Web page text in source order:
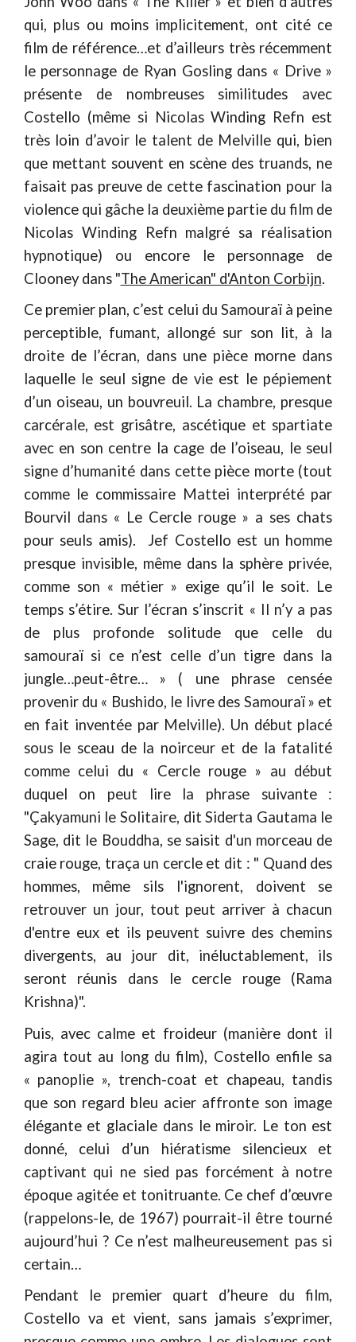
qui, plus ou moins implicitement, ont cité ce
film de référence…et d’ailleurs très récemment
le personnage de Ryan Gosling dans « Drive »
présente de nombreuses similitudes avec
Costello (même si Nicolas Winding Refn est
très loin d’avoir le talent de Melville qui, bien
que mettant souvent en scène des truands, ne
faisait pas preuve de cette fascination pour la
violence qui gâche la deuxième partie du film de
Nicolas Winding Refn malgré sa réalisation
hypnotique) ou encore le personnage de
Clooney dans "The American" d'Anton Corbijn.
Ce premier plan, c’est celui du Samouraï à peine
perceptible, fumant, allongé sur son lit, à la
droite de l’écran, dans une pièce morne dans
laquelle le seul signe de vie est le pépiement
d’un oiseau, un bouvreuil. La chambre, presque
carcérale, est grisâtre, ascétique et spartiate
avec en son centre la cage de l’oiseau, le seul
signe d’humanité dans cette pièce morte (tout
comme le commissaire Mattei interprété par
Bourvil dans « Le Cercle rouge » a ses chats
pour seuls amis). Jef Costello est un homme
presque invisible, même dans la sphère privée,
comme son « métier » exige qu’il le soit. Le
temps s’étire. Sur l’écran s’inscrit « Il n’y a pas
de plus profonde solitude que celle du
samouraï si ce n’est celle d’un tigre dans la
jungle…peut-être… » ( une phrase censée
provenir du « Bushido, le livre des Samouraï » et
en fait inventée par Melville). Un début placé
sous le sceau de la noirceur et de la fatalité
comme celui du « Cercle rouge » au début
duquel on peut lire la phrase suivante :
"Çakyamuni le Solitaire, dit Siderta Gautama le
Sage, dit le Bouddha, se saisit d'un morceau de
craie rouge, traça un cercle et dit : " Quand des
hommes, même sils l'ignorent, doivent se
retrouver un jour, tout peut arriver à chacun
d'entre eux et ils peuvent suivre des chemins
divergents, au jour dit, inéluctablement, ils
seront réunis dans le cercle rouge (Rama
Krishna)".
Puis, avec calme et froideur (manière dont il
agira tout au long du film), Costello enfile sa
« panoplie », trench-coat et chapeau, tandis
que son regard bleu acier affronte son image
élégante et glaciale dans le miroir. Le ton est
donné, celui d’un hiératisme silencieux et
captivant qui ne sied pas forcément à notre
époque agitée et tonitruante. Ce chef d’œuvre
(rappelons-le, de 1967) pourrait-il être tourné
aujourd’hui ? Ce n’est malheureusement pas si
certain…
Pendant le premier quart d’heure du film,
Costello va et vient, sans jamais s’exprimer,